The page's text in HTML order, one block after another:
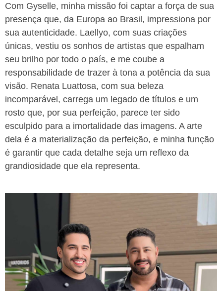
Com Gyselle, minha missão foi captar a força de sua
presença que, da Europa ao Brasil, impressiona por
sua autenticidade. Laellyo, com suas criações
únicas, vestiu os sonhos de artistas que espalham
seu brilho por todo o país, e me coube a
responsabilidade de trazer à tona a potência da sua
visão. Renata Luattosa, com sua beleza
incomparável, carrega um legado de títulos e um
rosto que, por sua perfeição, parece ter sido
esculpido para a imortalidade das imagens. A arte
dela é a materialização da perfeição, e minha função
é garantir que cada detalhe seja um reflexo da
grandiosidade que ela representa.